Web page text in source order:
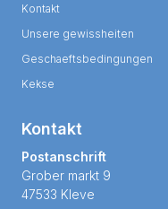
Kontakt
Unsere gewissheiten
Geschaeftsbedingungen
Kekse
Kontakt
Postanschrift
Grober markt 9
47533 Kleve